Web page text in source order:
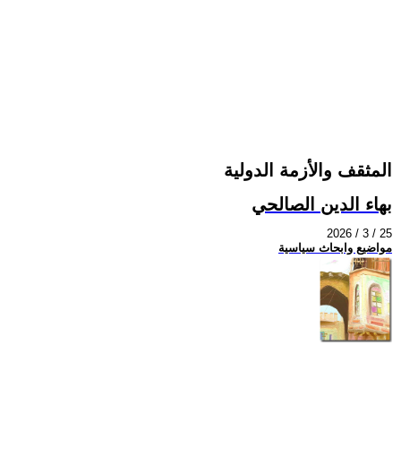
المثقف والأزمة الدولية
بهاء الدين الصالحي
2026 / 3 / 25
مواضيع وابحاث سياسية